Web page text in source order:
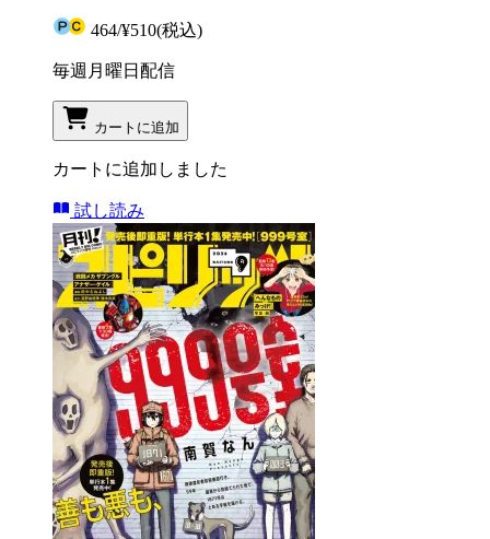
464/¥510(税込)
毎週月曜日配信
カートに追加
カートに追加しました
試し読み